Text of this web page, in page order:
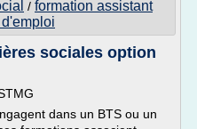
/ formation assistant
sociales option
dans un BTS ou un